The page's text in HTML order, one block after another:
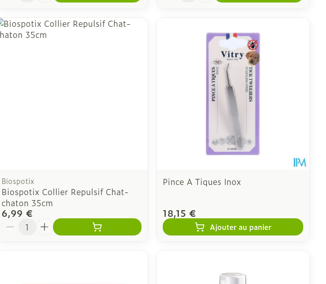
Biospotix
Biospotix Collier Repulsif Chat-
chaton 35cm
6,99 €
Quantité
Pince A Tiques Inox
18,15 €
Ajouter au panier